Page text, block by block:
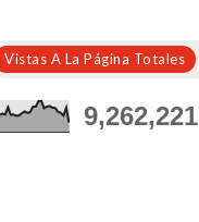
Vistas A La Página Totales
9,262,221